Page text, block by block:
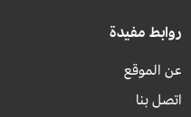
روابط مفيدة
عن الموقع
اتصل بنا